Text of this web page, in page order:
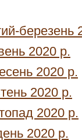
березень
2020 р.
2020 р.
2020 р.
2020 р.
2020 р.